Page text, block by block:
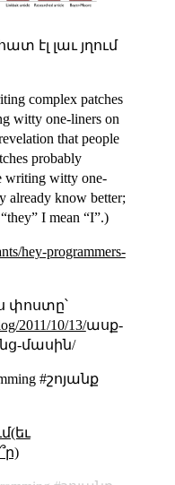
էլ լաւ յղում
complex patches
witty one-liners on
that people
probably
writing witty one-
already know better;
I mean “I”.)
hey-programmers-
փոստը՝
2011/10/13/ասք-
մասին/
#շոյանք